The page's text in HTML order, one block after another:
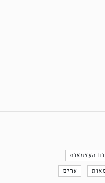
העצמאות
ערים